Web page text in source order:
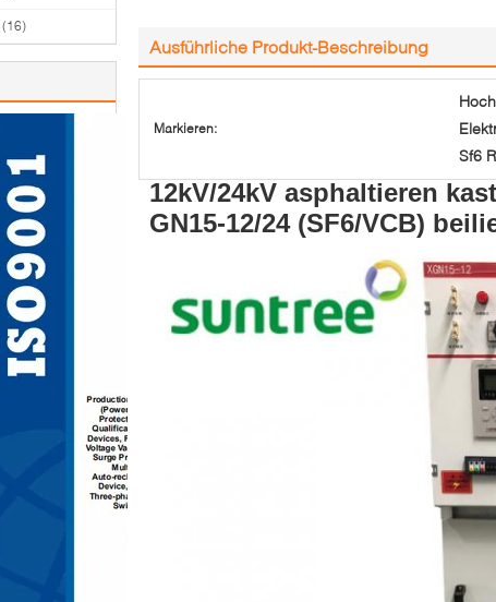
(16)
Ausführliche Produkt-Beschreibung
Markieren:
Sf6
12kV/24kV asphaltieren
GN15-12/24 (SF6/VCB)